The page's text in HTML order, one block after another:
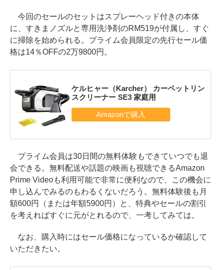
今回のセールのセットはスプレーヘッド付きの本体
に、すきまノズルと専用洗浄剤のRM519が付属し、すぐ
に掃除を始められる。プライム会員限定の先行セール価
格は14％OFFの2万9800円。
ケルヒャー（Karcher） カーペットリン
スクリーナー SE3 家庭用
プライム会員は30日間の無料体験もできていつでも退
会できる。無料配送や話題の映画も視聴できるAmazon
Prime Videoも利用可能で非常に便利なので、この機会に
申し込んでみるのもわるくないだろう。無料体験後も月
額600円（または年額5900円）と、特典やセールの割引
を考えればすぐに元がとれるので、一考してみては。
なお、購入時にはセール価格になっているか確認して
いただきたい。